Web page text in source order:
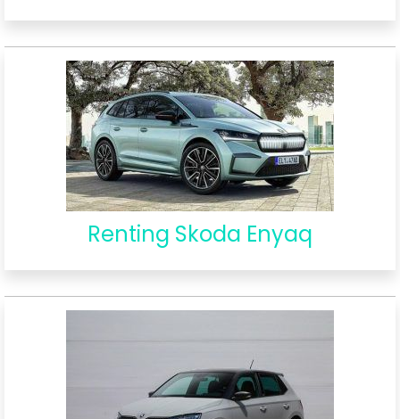
Renting Skoda Enyaq